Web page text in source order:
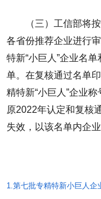
（三）工信部将
各省份推荐企业进行
特新“小巨人”企业名
单。在复核通过名单
精特新“小巨人”企业
原2022年认定和复核
失效，以该名单内企业
1.第七批专精特新小巨人企